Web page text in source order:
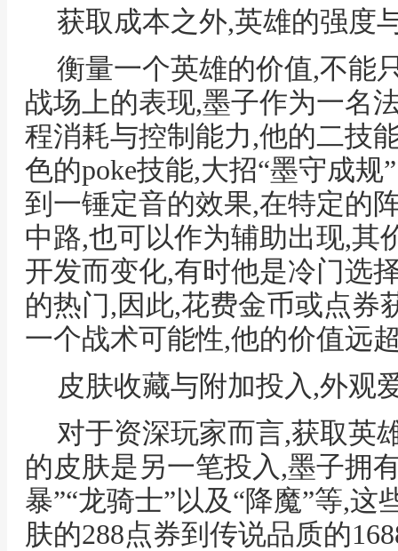
获取成本之外,英雄的强度
衡量一个英雄的价值,不能
战场上的表现,墨子作为一名
程消耗与控制能力,他的二技
色的poke技能,大招“墨守成
到一锤定音的效果,在特定的
中路,也可以作为辅助出现,其
开发而变化,有时他是冷门选
的热门,因此,花费金币或点券
一个战术可能性,他的价值远
皮肤收藏与附加投入,外观
对于资深玩家而言,获取英
的皮肤是另一笔投入,墨子拥
暴”“龙骑士”以及“降魔”等,
肤的288点券到传说品质的